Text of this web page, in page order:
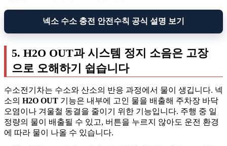
넥소 수소 충전 안전수칙 공식 설명 보기
5. H2O OUT과 시스템 정지 소음은 고장
으로 오해하기 쉽습니다
수소전기차는 수소와 산소의 반응 과정에서 물이 생깁니다. 넥
소의 H2O OUT 기능은 내부에 고인 물을 배출해 주차장 바닥
오염이나 겨울철 동결을 줄이기 위한 기능입니다. 주행 중 일
정량의 물이 배출될 수 있고, 버튼을 누르지 않아도 운전 환경
에 따라 물이 나올 수 있습니다.